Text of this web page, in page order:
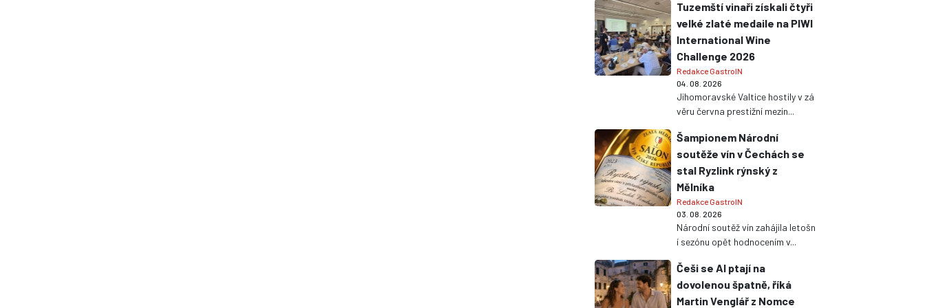
Tuzemští vinaři získali čtyři
velké zlaté medaile na PIWI
International Wine
Challenge 2026
Redakce GastroIN
04. 08. 2026
Jihomoravské Valtice hostily v zá
věru června prestižní mezin...
Šampionem Národní
soutěže vín v Čechách se
stal Ryzlink rýnský z
Mělníka
Redakce GastroIN
03. 08. 2026
Národní soutěž vín zahájila letošn
í sezónu opět hodnocením v...
Češi se AI ptají na
dovolenou špatně, říká
Martin Venglář z Nomce